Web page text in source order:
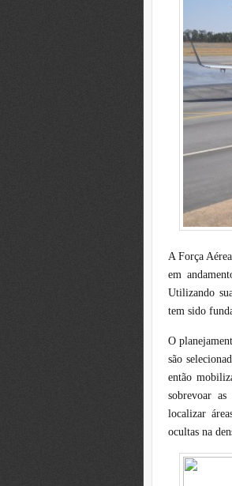
A Força
em
Utilizando
tem sido
O
são
então
sobrevoar
localizar
ocultas na